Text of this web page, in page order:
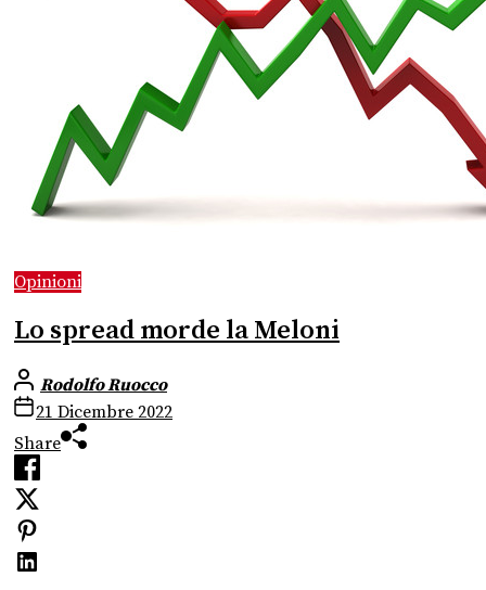
Opinioni
Lo spread morde la Meloni
Rodolfo Ruocco
21 Dicembre 2022
Share